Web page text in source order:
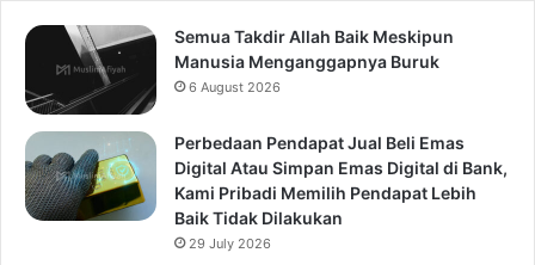
Semua Takdir Allah Baik Meskipun
Manusia Menganggapnya Buruk
6 August 2026
Perbedaan Pendapat Jual Beli Emas
Digital Atau Simpan Emas Digital di Bank,
Kami Pribadi Memilih Pendapat Lebih
Baik Tidak Dilakukan
29 July 2026